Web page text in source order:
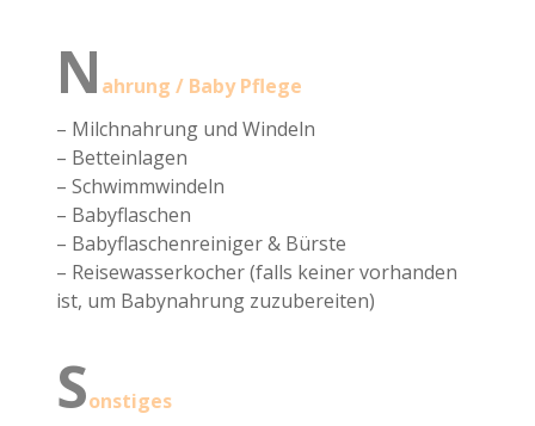
N ahrung / Baby Pflege
– Milchnahrung und Windeln
– Betteinlagen
– Schwimmwindeln
– Babyflaschen
– Babyflaschenreiniger & Bürste
– Reisewasserkocher (falls keiner vorhanden
ist, um Babynahrung zuzubereiten)
Sonstiges